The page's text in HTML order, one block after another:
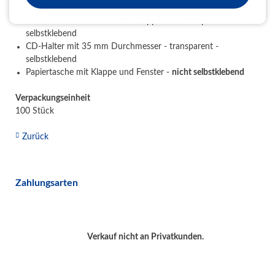
selbstklebend
selbstklebend
CD-Halter mit 35 mm Durchmesser - transparent -
selbstklebend
Papiertasche mit Klappe und Fenster -nicht selbstklebend
Verpackungseinheit
100 Stück
Zurück
Zahlungsarten
Verkauf nicht an Privatkunden.